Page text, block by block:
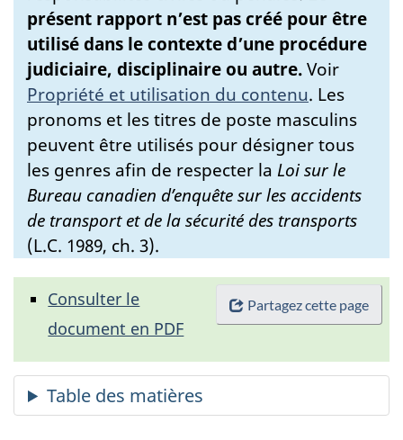
présent rapport n’est pas créé pour être
utilisé dans le contexte d’une procédure
judiciaire, disciplinaire ou autre.Voir
Propriété et utilisation du contenu. Les
pronoms et les titres de poste masculins
peuvent être utilisés pour désigner tous
les genres afin de respecter la Loi sur le
Bureau canadien d’enquête sur les accidents
de transport et de la sécurité des transports
(L.C. 1989, ch. 3).
Partagez cette page
Consulter le
document en PDF